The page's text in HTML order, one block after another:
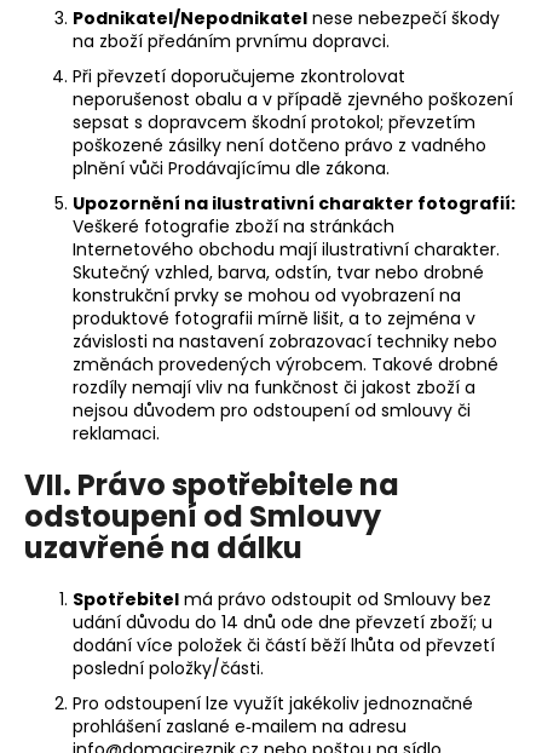
Podnikatel/Nepodnikatel nese nebezpečí škody
na zboží předáním prvnímu dopravci.
Při převzetí doporučujeme zkontrolovat
neporušenost obalu a v případě zjevného poškození
sepsat s dopravcem škodní protokol; převzetím
poškozené zásilky není dotčeno právo z vadného
plnění vůči Prodávajícímu dle zákona.
Upozornění na ilustrativní charakter fotografií:
Veškeré fotografie zboží na stránkách
Internetového obchodu mají ilustrativní charakter.
Skutečný vzhled, barva, odstín, tvar nebo drobné
konstrukční prvky se mohou od vyobrazení na
produktové fotografii mírně lišit, a to zejména v
závislosti na nastavení zobrazovací techniky nebo
změnách provedených výrobcem. Takové drobné
rozdíly nemají vliv na funkčnost či jakost zboží a
nejsou důvodem pro odstoupení od smlouvy či
reklamaci.
VII. Právo spotřebitele na
odstoupení od Smlouvy
uzavřené na dálku
Spotřebitel má právo odstoupit od Smlouvy bez
udání důvodu do 14 dnů ode dne převzetí zboží; u
dodání více položek či částí běží lhůta od převzetí
poslední položky/části.
Pro odstoupení lze využít jakékoliv jednoznačné
prohlášení zaslané e‑mailem na adresu